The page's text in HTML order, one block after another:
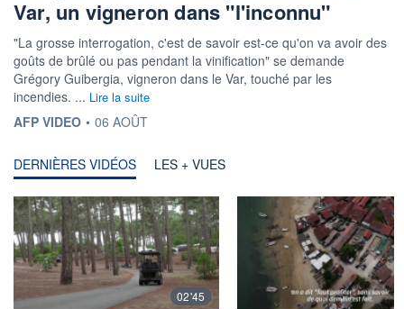
Var, un vigneron dans "l'inconnu"
"La grosse interrogation, c'est de savoir est-ce qu'on va avoir des
goûts de brûlé ou pas pendant la vinification" se demande
Grégory Guibergia, vigneron dans le Var, touché par les
incendies. ... Lire la suite
INFORMATION FOURNIE PAR
AFP VIDEO • 06 AOÛT
DERNIÈRES VIDÉOS LES + VUES
02'45